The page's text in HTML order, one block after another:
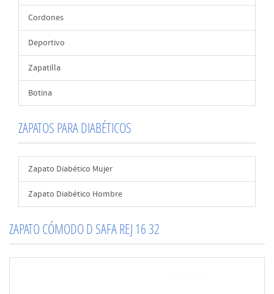
Cordones
Deportivo
Zapatilla
Botina
ZAPATOS PARA DIABÉTICOS
Zapato Diabético Mujer
Zapato Diabético Hombre
ZAPATO CÓMODO D SAFA REJ 16 32